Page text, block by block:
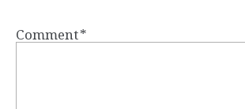
Comment*